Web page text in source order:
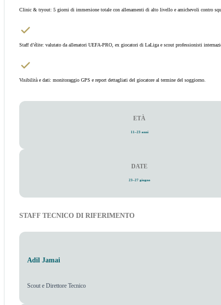
Clinic & tryout: 5 giorni di immersione totale con allenamenti di alto livello e amichevoli contro
Staff d’élite: valutato da allenatori UEFA-PRO, ex giocatori di LaLiga e scout professionisti
Visibilità e dati: monitoraggio GPS e report dettagliati del giocatore al termine del soggiorno.
ETÀ
11–23 anni
DATE
23–27 giugno
STAFF TECNICO DI RIFERIMENTO
Adil Jamai
Scout e Direttore Tecnico